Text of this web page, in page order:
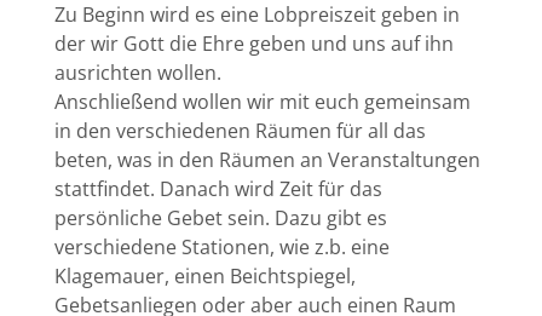
Zu Beginn wird es eine Lobpreiszeit geben in
der wir Gott die Ehre geben und uns auf ihn
ausrichten wollen.
Anschließend wollen wir mit euch gemeinsam
in den verschiedenen Räumen für all das
beten, was in den Räumen an Veranstaltungen
stattfindet. Danach wird Zeit für das
persönliche Gebet sein. Dazu gibt es
verschiedene Stationen, wie z.b. eine
Klagemauer, einen Beichtspiegel,
Gebetsanliegen oder aber auch einen Raum